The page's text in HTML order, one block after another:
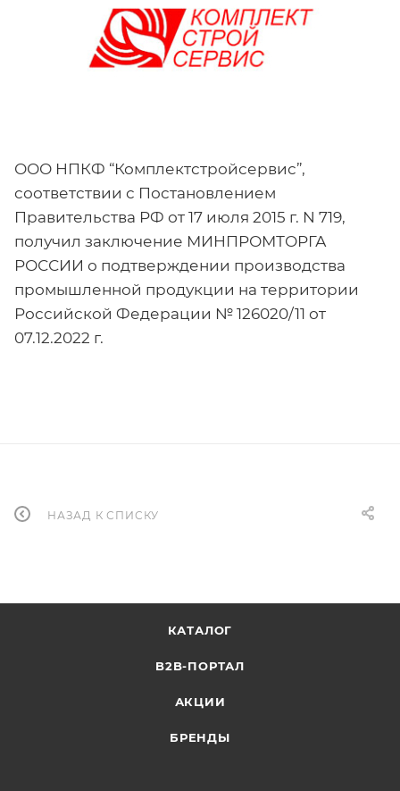
ООО НПКФ “Комплектстройсервис”,
соответствии с Постановлением
Правительства РФ от 17 июля 2015 г. N 719,
получил заключение МИНПРОМТОРГА
РОССИИ о подтверждении производства
промышленной продукции на территории
Российской Федерации № 126020/11 от
07.12.2022 г.
НАЗАД К СПИСКУ
КАТАЛОГ
B2B-ПОРТАЛ
АКЦИИ
БРЕНДЫ